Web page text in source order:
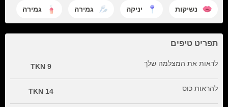
נשיקות יניקה גמירה גמירה
תפריט טיפים
לראות את המצלמה שלך 9 TKN
להראות כוס 14 TKN